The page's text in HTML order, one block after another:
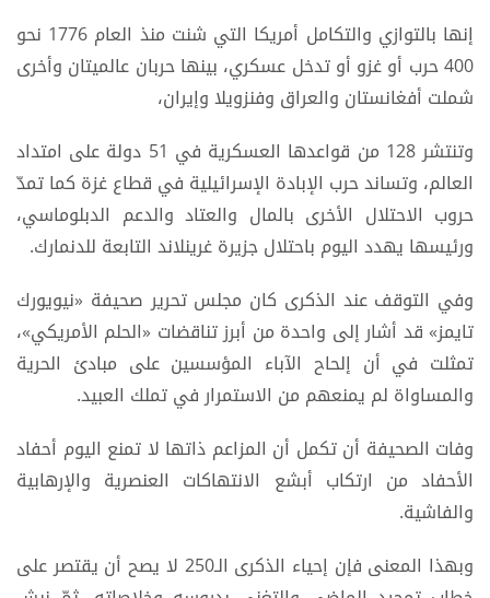
إنها بالتوازي والتكامل أمريكا التي شنت منذ العام 1776 نحو
400 حرب أو غزو أو تدخل عسكري، بينها حربان عالميتان وأخرى
شملت أفغانستان والعراق وفنزويلا وإيران،
وتنتشر 128 من قواعدها العسكرية في 51 دولة على امتداد
العالم، وتساند حرب الإبادة الإسرائيلية في قطاع غزة كما تمدّ
حروب الاحتلال الأخرى بالمال والعتاد والدعم الدبلوماسي،
ورئيسها يهدد اليوم باحتلال جزيرة غرينلاند التابعة للدنمارك.
وفي التوقف عند الذكرى كان مجلس تحرير صحيفة «نيويورك
تايمز» قد أشار إلى واحدة من أبرز تناقضات «الحلم الأمريكي»،
تمثلت في أن إلحاح الآباء المؤسسين على مبادئ الحرية
والمساواة لم يمنعهم من الاستمرار في تملك العبيد.
وفات الصحيفة أن تكمل أن المزاعم ذاتها لا تمنع اليوم أحفاد
الأحفاد من ارتكاب أبشع الانتهاكات العنصرية والإرهابية
والفاشية.
وبهذا المعنى فإن إحياء الذكرى الـ250 لا يصح أن يقتصر على